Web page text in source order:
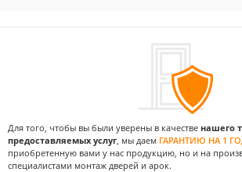
Для того, чтобы вы были уверены в качестве нашего
предоставляемых услуг , мы даем ГАРАНТИЮ НА 1
приобретенную вами у нас продукцию, но и на
специалистами монтаж дверей и арок.